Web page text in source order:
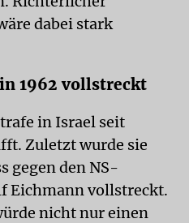
dabei stark
1962 vollstreckt
in Israel seit
Zuletzt wurde sie
gegen den NS-
Eichmann vollstreckt.
nicht nur einen